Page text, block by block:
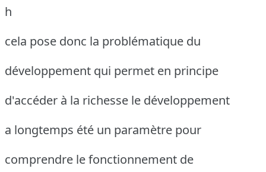
h
cela pose donc la problématique du
développement qui permet en principe
d'accéder à la richesse le développement
a longtemps été un paramètre pour
comprendre le fonctionnement de